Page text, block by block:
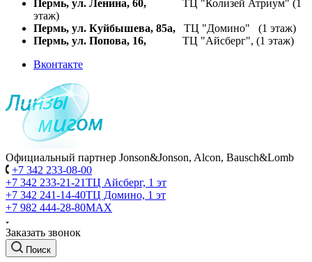
Пермь, ул. Ленина, 60, ТЦ "Колизей Атриум" (1
этаж)
Пермь, ул. Куйбышева, 85а, ТЦ "Домино" (1 этаж)
Пермь, ул. Попова, 16, ТЦ "Айсберг", (1 этаж)
Вконтакте
Официальный партнер Jonson&Jonson, Alcon, Bausch&Lomb
+7 342 233-08-00
+7 342 233-21-21ТЦ Айсберг, 1 эт
+7 342 241-14-40ТЦ Домино, 1 эт
+7 982 444-28-80MAX
Заказать звонок
Поиск